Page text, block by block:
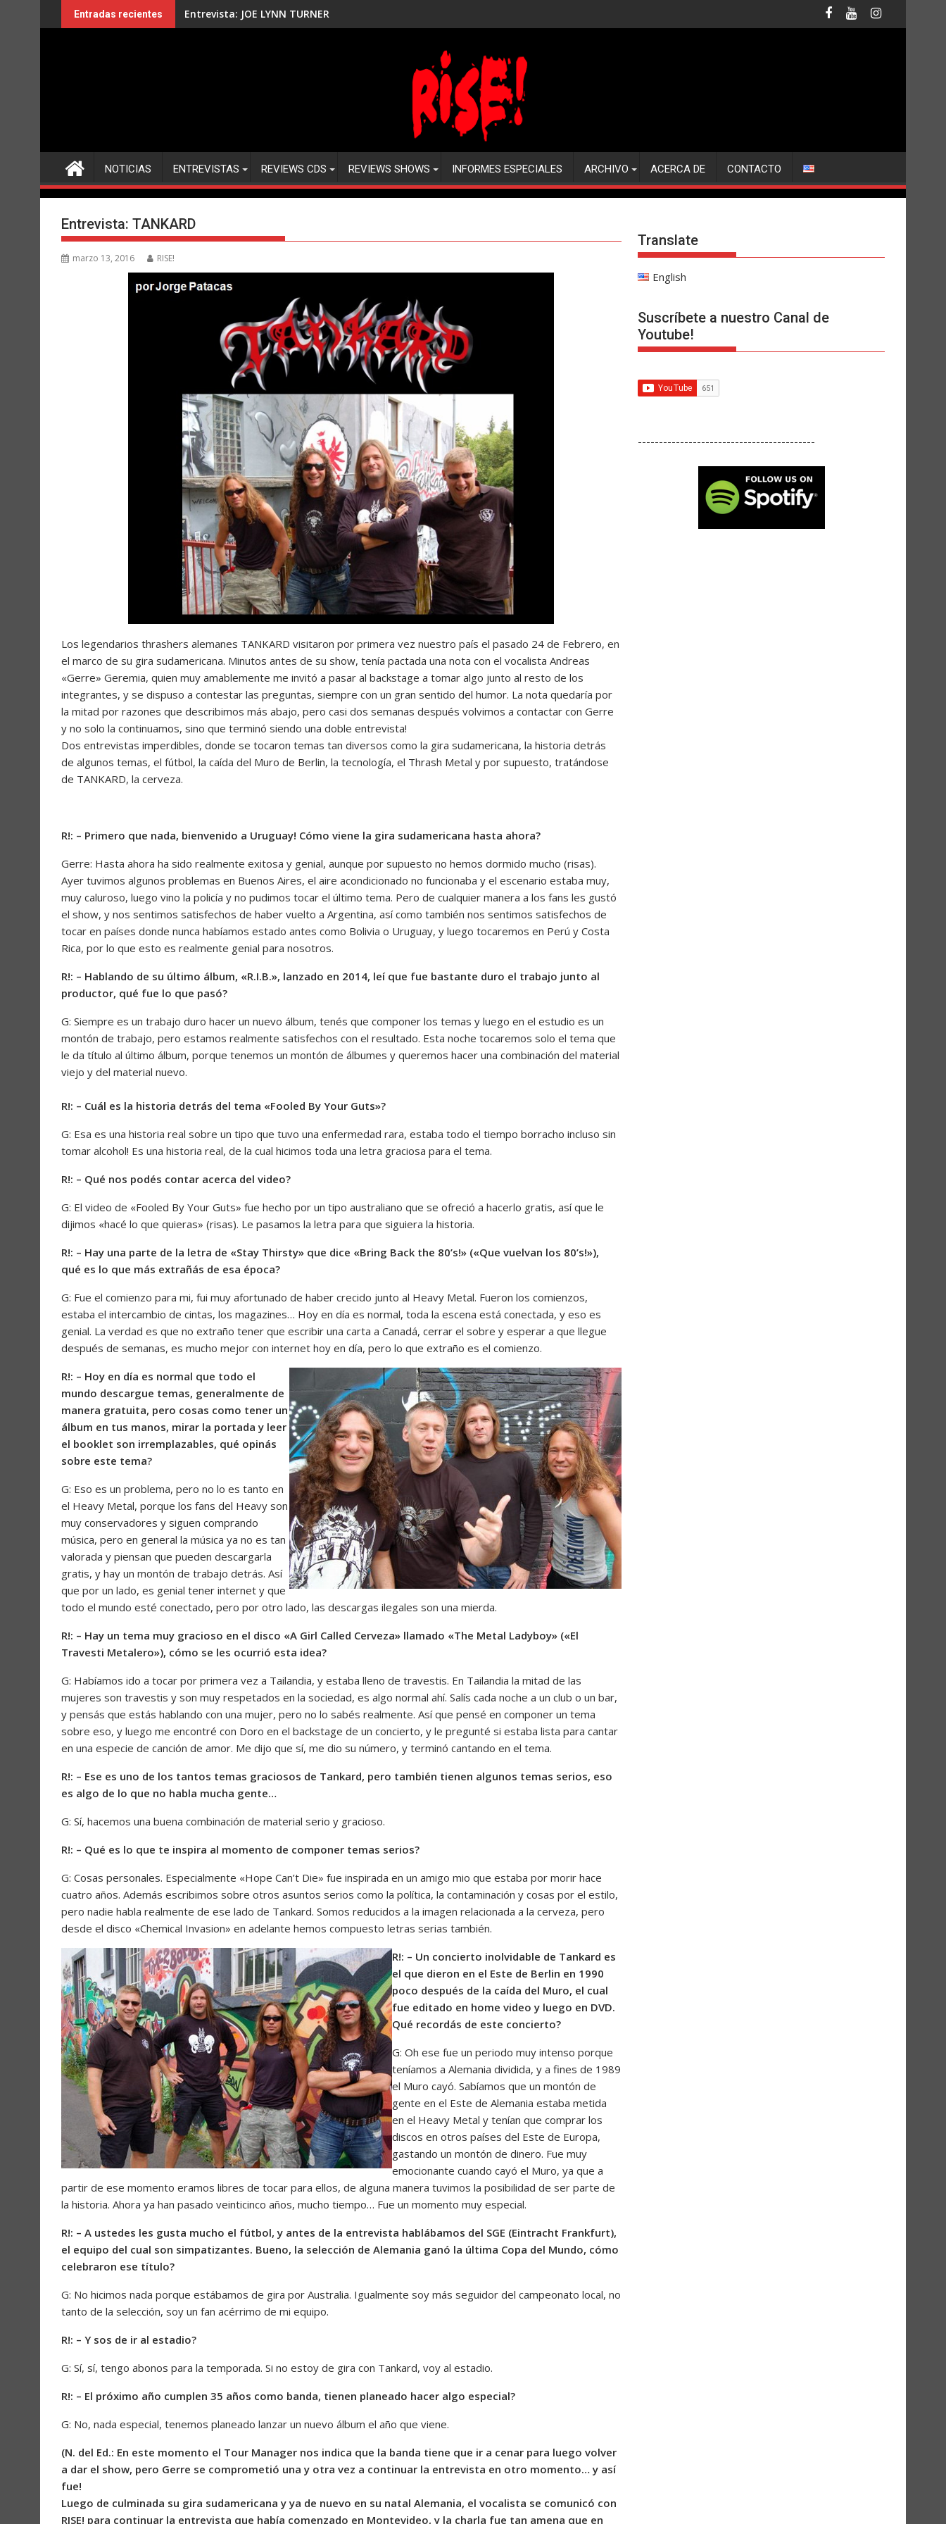
al
Entradas recientes Entrevista: JOE LYNN TURNER
NOTICIAS ENTREVISTAS REVIEWS CDS REVIEWS SHOWS INFORMES ESPECIALES ARCHIVO ACERCA DE CONTACTO
Entrevista: TANKARD
marzo 13, 2016 RISE!
Los legendarios thrashers alemanes TANKARD visitaron por primera vez nuestro país el pasado 24 de Febrero, en
el marco de su gira sudamericana. Minutos antes de su show, tenía pactada una nota con el vocalista Andreas
«Gerre» Geremia, quien muy amablemente me invitó a pasar al backstage a tomar algo junto al resto de los
integrantes, y se dispuso a contestar las preguntas, siempre con un gran sentido del humor. La nota quedaría por
la mitad por razones que describimos más abajo, pero casi dos semanas después volvimos a contactar con Gerre
y no solo la continuamos, sino que terminó siendo una doble entrevista!
Dos entrevistas imperdibles, donde se tocaron temas tan diversos como la gira sudamericana, la historia detrás
de algunos temas, el fútbol, la caída del Muro de Berlin, la tecnología, el Thrash Metal y por supuesto, tratándose
de TANKARD, la cerveza.
R!: – Primero que nada, bienvenido a Uruguay! Cómo viene la gira sudamericana hasta ahora?
Gerre: Hasta ahora ha sido realmente exitosa y genial, aunque por supuesto no hemos dormido mucho (risas).
Ayer tuvimos algunos problemas en Buenos Aires, el aire acondicionado no funcionaba y el escenario estaba muy,
muy caluroso, luego vino la policía y no pudimos tocar el último tema. Pero de cualquier manera a los fans les gustó
el show, y nos sentimos satisfechos de haber vuelto a Argentina, así como también nos sentimos satisfechos de
tocar en países donde nunca habíamos estado antes como Bolivia o Uruguay, y luego tocaremos en Perú y Costa
Rica, por lo que esto es realmente genial para nosotros.
R!: – Hablando de su último álbum, «R.I.B.», lanzado en 2014, leí que fue bastante duro el trabajo junto al
productor, qué fue lo que pasó?
G: Siempre es un trabajo duro hacer un nuevo álbum, tenés que componer los temas y luego en el estudio es un
montón de trabajo, pero estamos realmente satisfechos con el resultado. Esta noche tocaremos solo el tema que
le da título al último álbum, porque tenemos un montón de álbumes y queremos hacer una combinación del material
viejo y del material nuevo.
R!: – Cuál es la historia detrás del tema «Fooled By Your Guts»?
G: Esa es una historia real sobre un tipo que tuvo una enfermedad rara, estaba todo el tiempo borracho incluso sin
tomar alcohol! Es una historia real, de la cual hicimos toda una letra graciosa para el tema.
R!: – Qué nos podés contar acerca del video?
G: El video de «Fooled By Your Guts» fue hecho por un tipo australiano que se ofreció a hacerlo gratis, así que le
dijimos «hacé lo que quieras» (risas). Le pasamos la letra para que siguiera la historia.
R!: – Hay una parte de la letra de «Stay Thirsty» que dice «Bring Back the 80’s!» («Que vuelvan los 80’s!»),
qué es lo que más extrañás de esa época?
G: Fue el comienzo para mi, fui muy afortunado de haber crecido junto al Heavy Metal. Fueron los comienzos,
estaba el intercambio de cintas, los magazines… Hoy en día es normal, toda la escena está conectada, y eso es
genial. La verdad es que no extraño tener que escribir una carta a Canadá, cerrar el sobre y esperar a que llegue
después de semanas, es mucho mejor con internet hoy en día, pero lo que extraño es el comienzo.
R!: – Hoy en día es normal que todo el
mundo descargue temas, generalmente de
manera gratuita, pero cosas como tener un
álbum en tus manos, mirar la portada y leer
el booklet son irremplazables, qué opinás
sobre este tema?
G: Eso es un problema, pero no lo es tanto en
el Heavy Metal, porque los fans del Heavy son
muy conservadores y siguen comprando
música, pero en general la música ya no es tan
valorada y piensan que pueden descargarla
gratis, y hay un montón de trabajo detrás. Así
que por un lado, es genial tener internet y que
todo el mundo esté conectado, pero por otro lado, las descargas ilegales son una mierda.
R!: – Hay un tema muy gracioso en el disco «A Girl Called Cerveza» llamado «The Metal Ladyboy» («El
Travesti Metalero»), cómo se les ocurrió esta idea?
G: Habíamos ido a tocar por primera vez a Tailandia, y estaba lleno de travestis. En Tailandia la mitad de las
mujeres son travestis y son muy respetados en la sociedad, es algo normal ahí. Salís cada noche a un club o un bar,
y pensás que estás hablando con una mujer, pero no lo sabés realmente. Así que pensé en componer un tema
sobre eso, y luego me encontré con Doro en el backstage de un concierto, y le pregunté si estaba lista para cantar
en una especie de canción de amor. Me dijo que sí, me dio su número, y terminó cantando en el tema.
R!: – Ese es uno de los tantos temas graciosos de Tankard, pero también tienen algunos temas serios, eso
es algo de lo que no habla mucha gente…
G: Sí, hacemos una buena combinación de material serio y gracioso.
R!: – Qué es lo que te inspira al momento de componer temas serios?
G: Cosas personales. Especialmente «Hope Can’t Die» fue inspirada en un amigo mio que estaba por morir hace
cuatro años. Además escribimos sobre otros asuntos serios como la política, la contaminación y cosas por el estilo,
pero nadie habla realmente de ese lado de Tankard. Somos reducidos a la imagen relacionada a la cerveza, pero
desde el disco «Chemical Invasion» en adelante hemos compuesto letras serias también.
R!: – Un concierto inolvidable de Tankard es
el que dieron en el Este de Berlin en 1990
poco después de la caída del Muro, el cual
fue editado en home video y luego en DVD.
Qué recordás de este concierto?
G: Oh ese fue un periodo muy intenso porque
teníamos a Alemania dividida, y a fines de 1989
el Muro cayó. Sabíamos que un montón de
gente en el Este de Alemania estaba metida
en el Heavy Metal y tenían que comprar los
discos en otros países del Este de Europa,
gastando un montón de dinero. Fue muy
emocionante cuando cayó el Muro, ya que a
partir de ese momento eramos libres de tocar para ellos, de alguna manera tuvimos la posibilidad de ser parte de
la historia. Ahora ya han pasado veinticinco años, mucho tiempo… Fue un momento muy especial.
R!: – A ustedes les gusta mucho el fútbol, y antes de la entrevista hablábamos del SGE (Eintracht Frankfurt),
el equipo del cual son simpatizantes. Bueno, la selección de Alemania ganó la última Copa del Mundo, cómo
celebraron ese título?
G: No hicimos nada porque estábamos de gira por Australia. Igualmente soy más seguidor del campeonato local, no
tanto de la selección, soy un fan acérrimo de mi equipo.
R!: – Y sos de ir al estadio?
G: Sí, sí, tengo abonos para la temporada. Si no estoy de gira con Tankard, voy al estadio.
R!: – El próximo año cumplen 35 años como banda, tienen planeado hacer algo especial?
G: No, nada especial, tenemos planeado lanzar un nuevo álbum el año que viene.
(N. del Ed.: En este momento el Tour Manager nos indica que la banda tiene que ir a cenar para luego volver
a dar el show, pero Gerre se comprometió una y otra vez a continuar la entrevista en otro momento… y así
fue!
Luego de culminada su gira sudamericana y ya de nuevo en su natal Alemania, el vocalista se comunicó con
RISE! para continuar la entrevista que había comenzado en Montevideo, y la charla fue tan amena que en
Translate
English
Suscríbete a nuestro Canal de
Youtube!
------------------------------------------